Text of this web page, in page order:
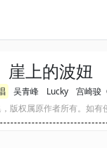
崖上的波妞
吴青峰 Lucky
宫崎骏
版权属原作者所有。如有